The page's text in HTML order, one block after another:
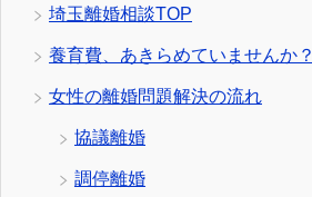
埼玉離婚相談TOP
養育費、あきらめていませんか？
女性の離婚問題解決の流れ
協議離婚
調停離婚